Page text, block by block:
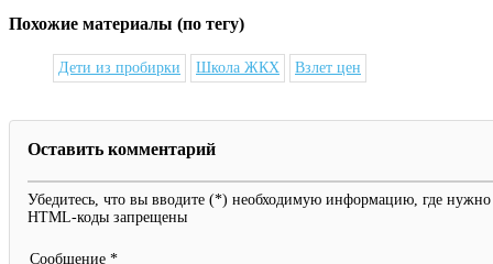
Похожие материалы (по тегу)
Дети из пробирки Школа ЖКХ Взлет цен
Оставить комментарий
Убедитесь, что вы вводите (*) необходимую информацию, где нужно
HTML-коды запрещены
Сообщение *